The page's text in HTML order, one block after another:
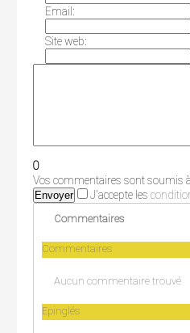
Email:
Site web:
0
Vos commentaires sont soumis
Envoyer J'accepte les
Commentaires
Commentaires
Aucun commentaire trouvé
Epinglés